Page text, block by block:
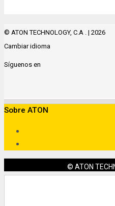
© ATON TECHNOLOGY, C.A . | 2026
Cambiar idioma
Síguenos en
Sobre ATON
© ATON